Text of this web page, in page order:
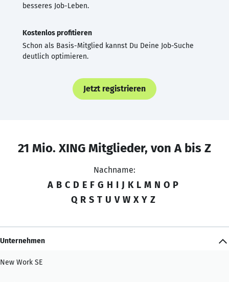
besseres Job-Leben.
Kostenlos profitieren
Schon als Basis-Mitglied kannst Du Deine Job-Suche
deutlich optimieren.
Jetzt registrieren
21 Mio. XING Mitglieder, von A bis Z
Nachname:
A B C D E F G H I J K L M N O P
Q R S T U V W X Y Z
Unternehmen
New Work SE